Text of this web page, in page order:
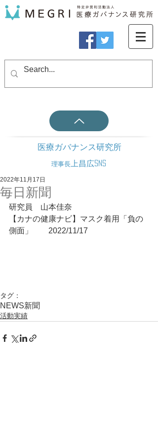
医療ガバナンス研究所
理事長 上昌広SNS
毎日新聞
2022年11月17日
研究員　山本佳奈
【カナの健康ナビ】マスク着用「負の
側面」	2022/11/17
タグ：
NEWS新聞
活動実績